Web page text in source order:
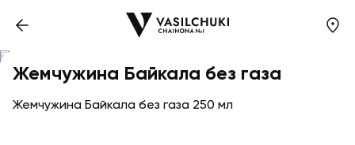
Жемчужина Байкала без газа
Жемчужина Байкала без газа 250 мл